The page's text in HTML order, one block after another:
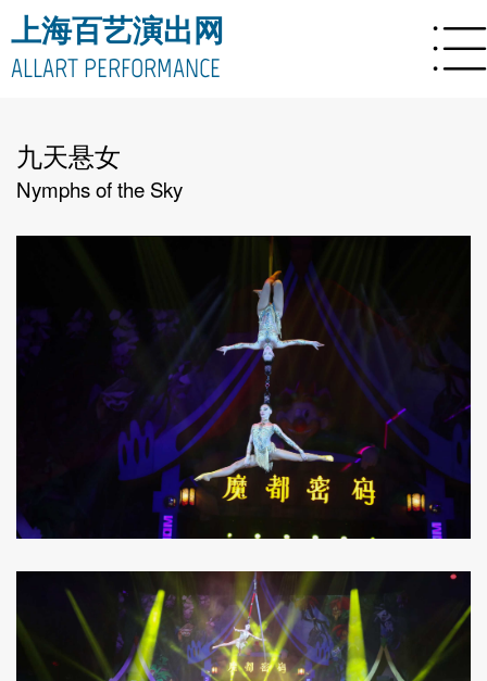
上海百艺演出网
ALLART PERFORMANCE
九天悬女
Nymphs of the Sky